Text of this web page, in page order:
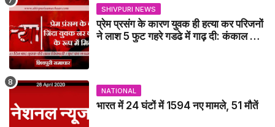
SHIVPURI NEWS
प्रेम प्रसंग के कारण युवक ही हत्या कर परिजनों
ने लाश 5 फुट गहरे गडढे में गाढ़ दी: कंकाल के
NATIONAL
भारत में 24 घंटों में 1594 नए मामले, 51 मौतें